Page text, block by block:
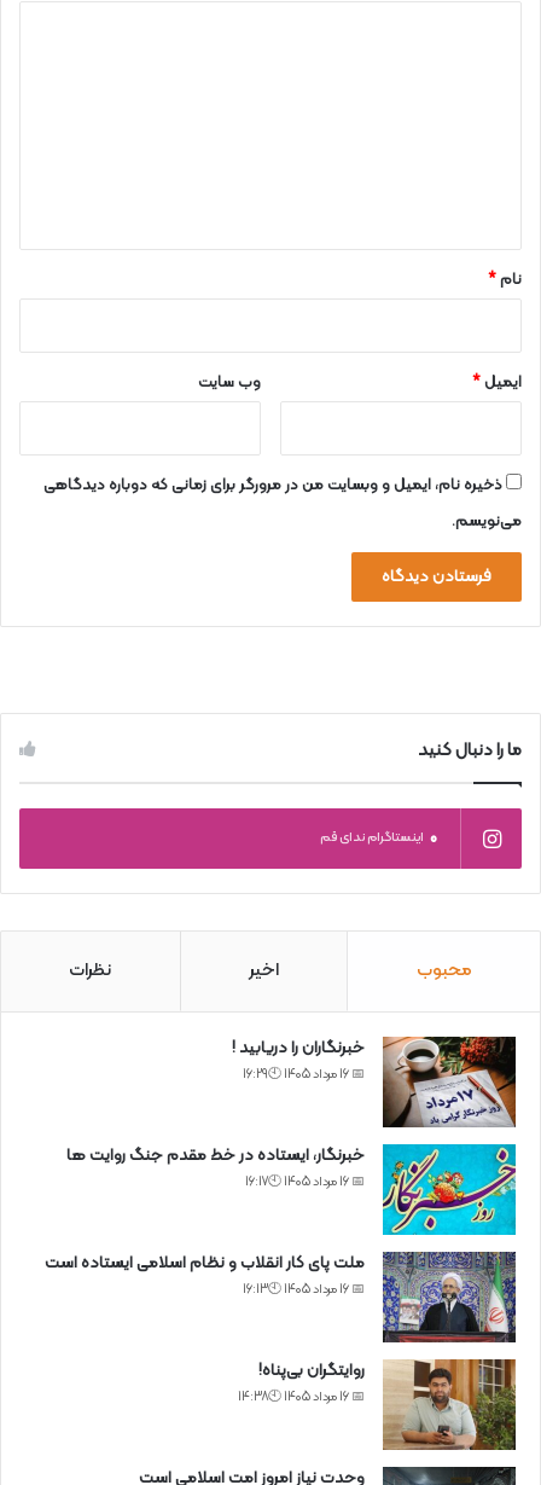
نام*
ایمیل* وب‌ سایت
ذخیره نام، ایمیل و وبسایت من در مرورگر برای زمانی که دوباره دیدگاهی
می‌نویسم.
ما را دنبال کنید
0 اینستاگرام ندای قم
محبوب اخیر نظرات
خبرنگاران را دریابید !
📅 16 مرداد 1405 🕙16:29
خبرنگار، ایستاده در خط مقدم جنگ روایت ها
📅 16 مرداد 1405 🕙16:17
ملت پای کار انقلاب و نظام اسلامی ایستاده است
📅 16 مرداد 1405 🕙16:13
روایتگران بی‌پناه!
📅 16 مرداد 1405 🕙14:38
وحدت نیاز امروز امت اسلامی است